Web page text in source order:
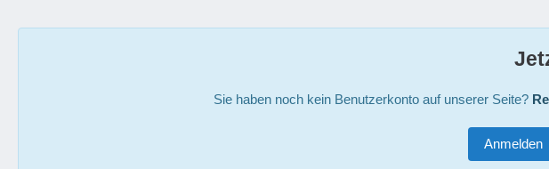
Sie haben noch kein Benutzerkonto auf unserer Seite?
Anmelden